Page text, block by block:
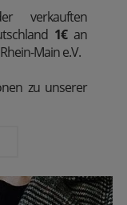
verkauften
1€an
Main e.V.
zu unserer